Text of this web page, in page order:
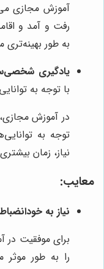
آموزش مجازی
رفت و آمد و
به طور بهینه‌تری
یادگیری
با توجه به
در آموزش
توجه به
نیاز، زمان
معایب:
نیاز به
برای موفقیت در
را به طور موثر